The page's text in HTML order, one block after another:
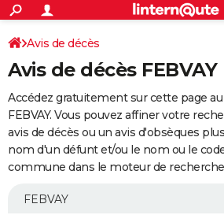
ACTUALITÉS
Politique
Société
Faits Divers
Education
Monde
Villes
+
SPORT
Coupe du monde 2026
Football
Tennis
Cyclisme
Rugby
Forum
Programme TV
TNT
Streaming
Cinéma
Sorties cinéma
Musique
+
FINANCE
Retraite
Epargne
Immobilier
Risques naturels par ville
Banque
Assurance
AUTO
Essais
Réserver un essai
Citadines
Berlines
SUV
Forum auto
+
Mobiles
Meilleur smartphone
Internet
Ordinateurs
Jeux vidéo
Guide high-tech
Avis de décès
Avis de décès FEBVAY
Accédez gratuitement sur cette page
FEBVAY. Vous pouvez affiner votre
avis de décès ou un avis d'obsèques
nom d'un défunt et/ou le nom ou le
commune dans le moteur de